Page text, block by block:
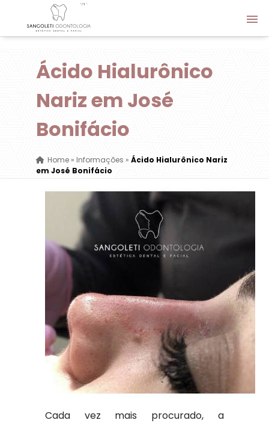
Ácido Hialurônico
Nariz em José
Bonifácio
Home» Informações » Ácido Hialurônico Nariz
em José Bonifácio
Cada vez mais procurado, a